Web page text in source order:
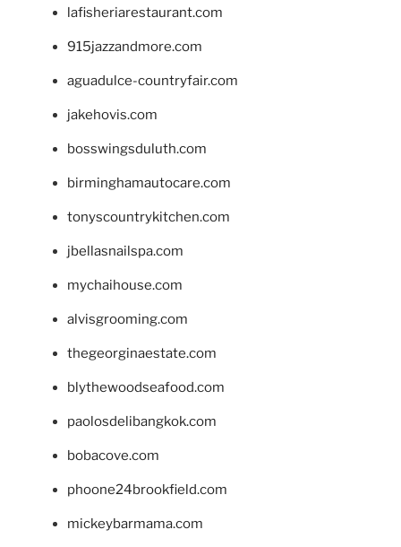
lafisheriarestaurant.com
915jazzandmore.com
aguadulce-countryfair.com
jakehovis.com
bosswingsduluth.com
birminghamautocare.com
tonyscountrykitchen.com
jbellasnailspa.com
mychaihouse.com
alvisgrooming.com
thegeorginaestate.com
blythewoodseafood.com
paolosdelibangkok.com
bobacove.com
phoone24brookfield.com
mickeybarmama.com